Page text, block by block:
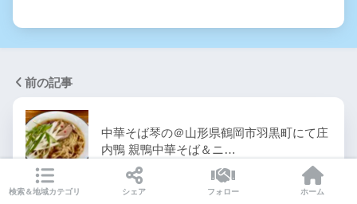
前の記事
中華そば 琴の＠山形県鶴岡市羽黒町にて庄
内鴨 親鴨中華そば＆ニ…
検索＆地域カテゴリ シェア フォロー ホーム